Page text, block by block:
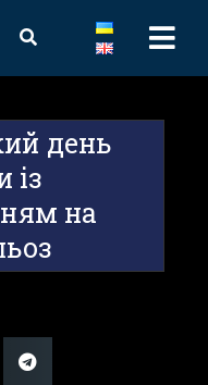
день
із
на